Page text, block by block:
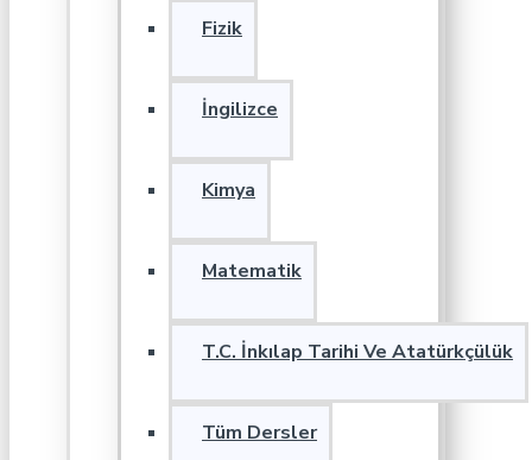
Fizik
İngilizce
Kimya
Matematik
T.C. İnkılap Tarihi Ve Atatürkçülük
Tüm Dersler